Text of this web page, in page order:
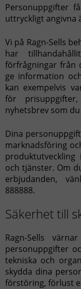
Personuppgifter
uttryckligt angivna
Vi på Ragn-Sells
har
förfrågningar från
ge information
kan exempelvis
för
nyhetsbrev som
Dina
marknadsföring
och tjänster. Om
erbjudanden,
888888.
Säkerhet till
Ragn-Sells
personuppgifter
tekniska och
skydda dina
förstöring, förlust